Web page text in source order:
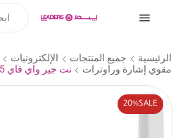
الرئيسية جميع المنتجات الإلكترونيات
مقوي إشارة وراوترات
نت جير واي فاي 5 موسع شبكة
SALE
20%